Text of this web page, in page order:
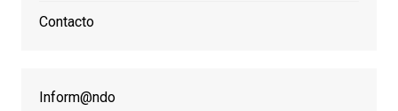
Contacto
Inform@ndo